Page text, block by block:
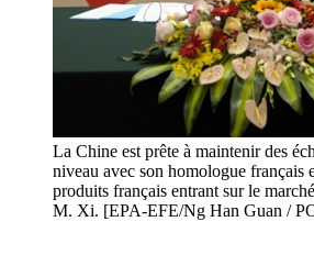
La Chine est prête à maintenir des
niveau avec son homologue français
produits français entrant sur le
M. Xi. [EPA-EFE/Ng Han Guan /